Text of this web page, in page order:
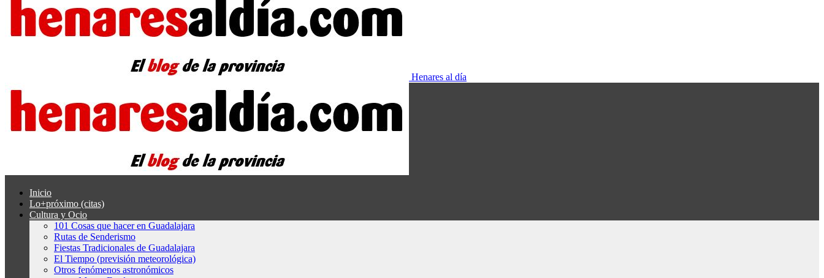
Henares al día
Inicio
Lo+próximo (citas)
Cultura y Ocio
101 Cosas que hacer en Guadalajara
Rutas de Senderismo
Fiestas Tradicionales de Guadalajara
El Tiempo (previsión meteorológica)
Otros fenómenos astronómicos